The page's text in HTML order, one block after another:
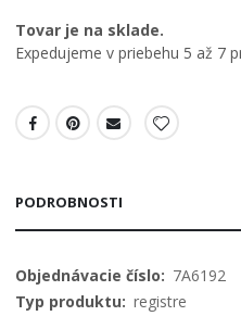
Tovar je na sklade.
Expedujeme v priebehu 5 až 7
PODROBNOSTI
Viac
informácií
7A6192
registre